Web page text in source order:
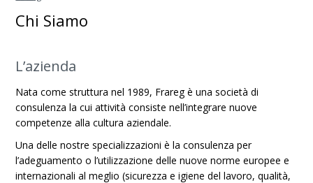
Chi Siamo
L’azienda
Nata come struttura nel 1989, Frareg è una società di
consulenza la cui attività consiste nell’integrare nuove
competenze alla cultura aziendale.
Una delle nostre specializzazioni è la consulenza per
l’adeguamento o l’utilizzazione delle nuove norme europee e
internazionali al meglio (sicurezza e igiene del lavoro, qualità,